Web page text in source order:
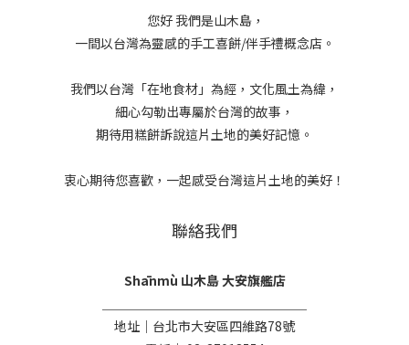
您好 我們是山木島，
一間以台灣為靈感的手工喜餅/伴手禮概念店。
我們以台灣「在地食材」為經，文化風土為緯，
細心勾勒出專屬於台灣的故事，
期待用糕餅訴說這片土地的美好記憶。
衷心期待您喜歡，一起感受台灣這片土地的美好！
聯絡我們
Shānmù 山木島 大安旗艦店
地址｜台北市大安區四維路78號